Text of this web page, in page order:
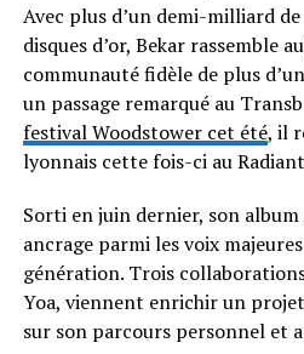
Avec plus d’un demi-milliard
disques d’or, Bekar rassemble
communauté fidèle de plus
un passage remarqué au
festival Woodstower cet été, il
lyonnais cette fois-ci au
Sorti en juin dernier, son album
ancrage parmi les voix
génération. Trois
Yoa, viennent enrichir un
sur son parcours personnel et